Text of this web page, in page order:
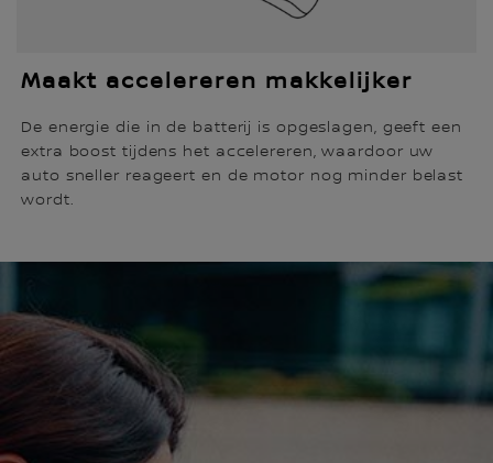
Maakt accelereren makkelijker
De energie die in de batterij is opgeslagen, geeft een
extra boost tijdens het accelereren, waardoor uw
auto sneller reageert en de motor nog minder belast
wordt.